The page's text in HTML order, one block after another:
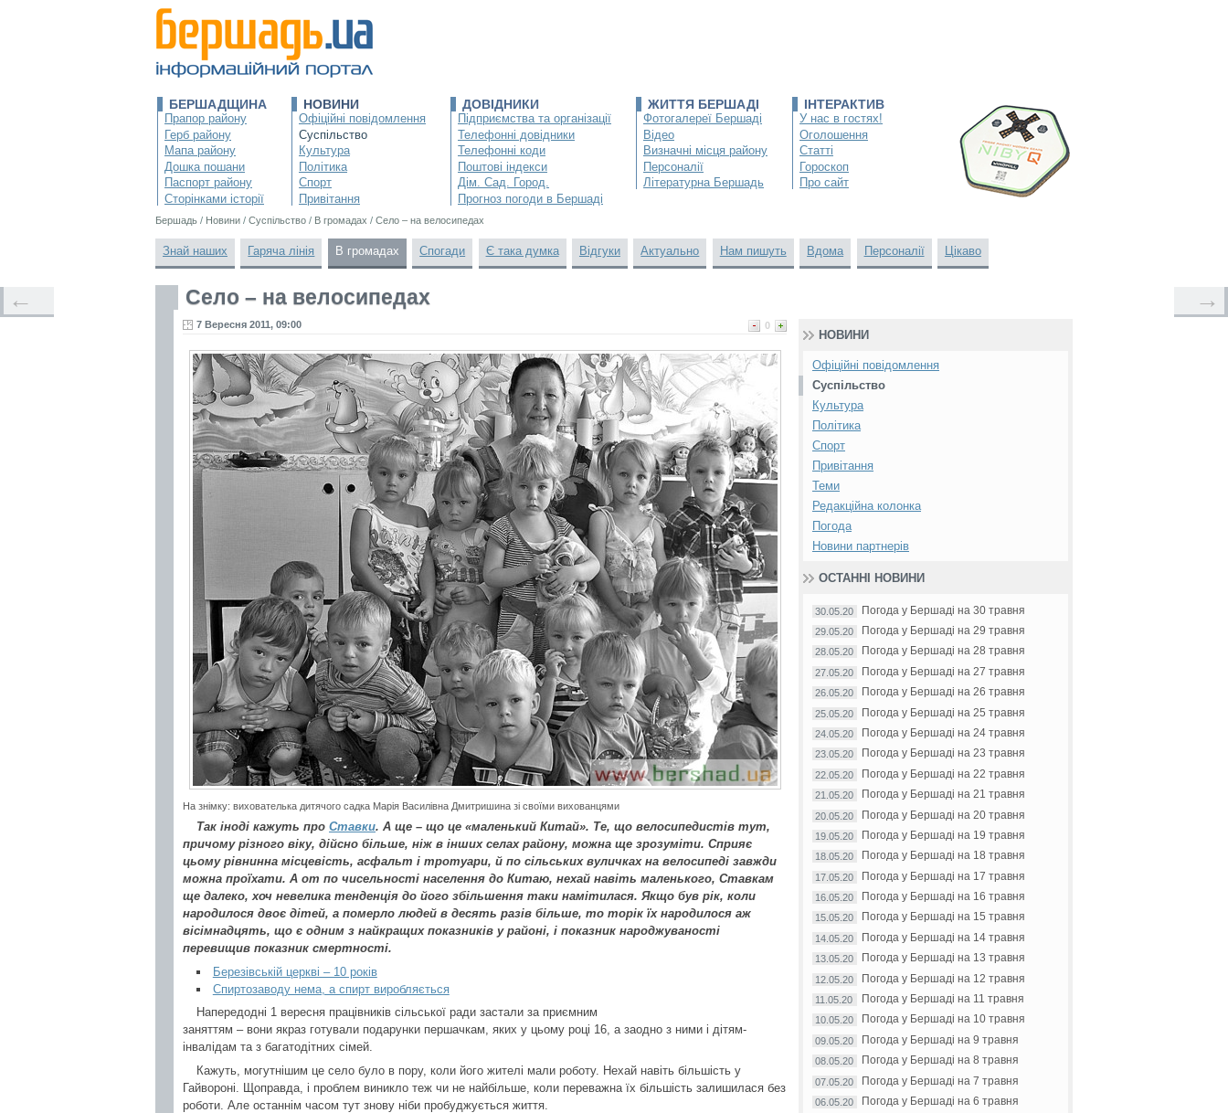
БЕРШАДЩИНА
Прапор району
Герб району
Мапа району
Дошка пошани
Паспорт району
Сторінками історії
НОВИНИ
Офіційні повідомлення
Суспільство
Культура
Політика
Спорт
Привітання
ДОВІДНИКИ
Підприємства та організації
Телефонні довідники
Телефонні коди
Поштові індекси
Дім. Сад. Город.
Прогноз погоди в Бершаді
ЖИТТЯ БЕРШАДІ
Фотогалереї Бершаді
Відео
Визначні місця району
Персоналії
Літературна Бершадь
ІНТЕРАКТИВ
У нас в гостях!
Оголошення
Статті
Гороскоп
Про сайт
Бершадь / Новини / Суспільство / В громадах / Село – на велосипедах
Знай наших Гаряча лінія В громадах Спогади Є така думка Відгуки Актуально Нам пишуть Вдома Персоналії Цікаво
Село – на велосипедах
0
7 Вересня 2011, 09:00
На знімку: вихователька дитячого садка Марія Василівна Дмитришина зі своїми вихованцями
Так іноді кажуть про Ставки. А ще – що це «маленький Китай». Те, що велосипедистів тут,
причому різного віку, дійсно більше, ніж в інших селах району, можна ще зрозуміти. Сприяє
цьому рівнинна місцевість, асфальт і тротуари, й по сільських вуличках на велосипеді завжди
можна проїхати. А от по чисельності населення до Китаю, нехай навіть маленького, Ставкам
ще далеко, хоч невелика тенденція до його збільшення таки намітилася. Якщо був рік, коли
народилося двоє дітей, а померло людей в десять разів більше, то торік їх народилося аж
вісімнадцять, що є одним з найкращих показників у районі, і показник народжуваності
перевищив показник смертності.
Березівській церкві – 10 років
Спиртозаводу нема, а спирт виробляється
Напередодні 1 вересня працівників сільської ради застали за приємним
заняттям – вони якраз готували подарунки першачкам, яких у цьому році 16, а заодно з ними і дітям-
інвалідам та з багатодітних сімей.
Кажуть, могутнішим це село було в пору, коли його жителі мали роботу. Нехай навіть більшість у
Гайвороні. Щоправда, і проблем виникло теж чи не найбільше, коли переважна їх більшість залишилася без
роботи. Але останнім часом тут знову ніби пробуджується життя.
← →
НОВИНИ
Офіційні повідомлення
Суспільство
Культура
Політика
Спорт
Привітання
Теми
Редакційна колонка
Погода
Новини партнерів
ОСТАННІ НОВИНИ
30.05.20 Погода у Бершаді на 30 травня
29.05.20 Погода у Бершаді на 29 травня
28.05.20 Погода у Бершаді на 28 травня
27.05.20 Погода у Бершаді на 27 травня
26.05.20 Погода у Бершаді на 26 травня
25.05.20 Погода у Бершаді на 25 травня
24.05.20 Погода у Бершаді на 24 травня
23.05.20 Погода у Бершаді на 23 травня
22.05.20 Погода у Бершаді на 22 травня
21.05.20 Погода у Бершаді на 21 травня
20.05.20 Погода у Бершаді на 20 травня
19.05.20 Погода у Бершаді на 19 травня
18.05.20 Погода у Бершаді на 18 травня
17.05.20 Погода у Бершаді на 17 травня
16.05.20 Погода у Бершаді на 16 травня
15.05.20 Погода у Бершаді на 15 травня
14.05.20 Погода у Бершаді на 14 травня
13.05.20 Погода у Бершаді на 13 травня
12.05.20 Погода у Бершаді на 12 травня
11.05.20 Погода у Бершаді на 11 травня
10.05.20 Погода у Бершаді на 10 травня
09.05.20 Погода у Бершаді на 9 травня
08.05.20 Погода у Бершаді на 8 травня
07.05.20 Погода у Бершаді на 7 травня
06.05.20 Погода у Бершаді на 6 травня